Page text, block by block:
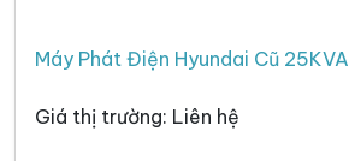
Máy Phát Điện Hyundai Cũ 25KVA
Giá thị trường: Liên hệ